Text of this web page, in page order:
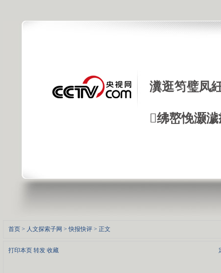
瀵逛笉璧凤
绋嶅悗灏
首页 > 人文探索子网 >快报快评 > 正文
打印本页 转发 收藏